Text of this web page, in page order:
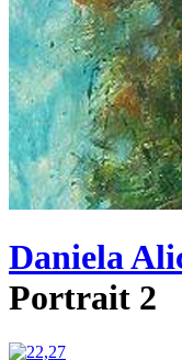
Daniela
Portrait 2